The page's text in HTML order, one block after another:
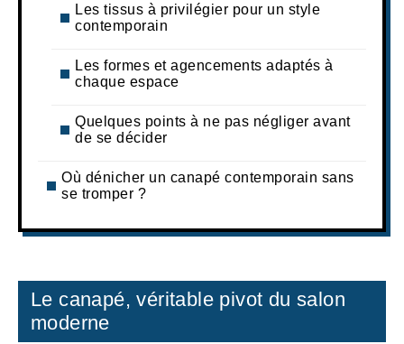
Les tissus à privilégier pour un style
contemporain
Les formes et agencements adaptés à
chaque espace
Quelques points à ne pas négliger avant
de se décider
Où dénicher un canapé contemporain sans
se tromper ?
Le canapé, véritable pivot du salon
moderne